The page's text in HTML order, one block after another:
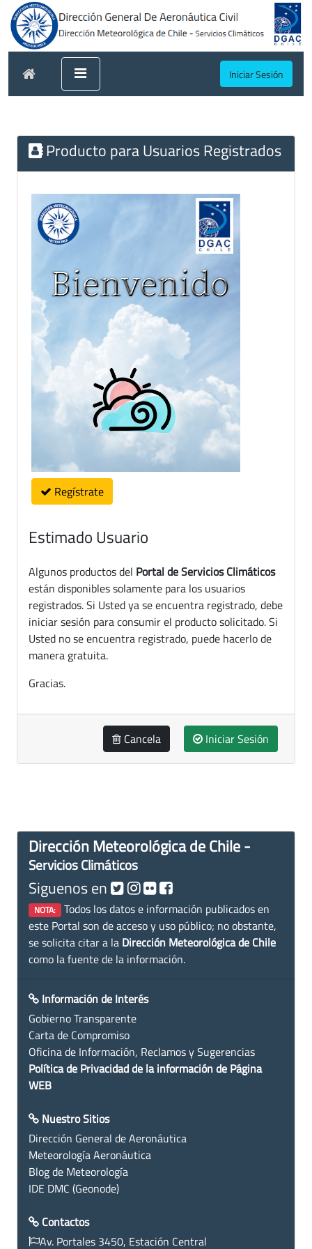
Iniciar Sesión
Producto para Usuarios Registrados
Regístrate
Estimado Usuario
Algunos productos del Portal de Servicios Climáticos
están disponibles solamente para los usuarios
registrados. Si Usted ya se encuentra registrado, debe
iniciar sesión para consumir el producto solicitado. Si
Usted no se encuentra registrado, puede hacerlo de
manera gratuita.
Gracias.
Cancela Iniciar Sesión
Dirección Meteorológica de Chile -
Servicios Climáticos
Siguenos en
NOTA: Todos los datos e información publicados en
este Portal son de acceso y uso público; no obstante,
se solicita citar a la Dirección Meteorológica de Chile
como la fuente de la información.
Información de Interés
Gobierno Transparente
Carta de Compromiso
Oficina de Información, Reclamos y Sugerencias
Política de Privacidad de la información de Página
WEB
Nuestro Sitios
Dirección General de Aeronáutica
Meteorología Aeronáutica
Blog de Meteorología
IDE DMC (Geonode)
Contactos
Av. Portales 3450, Estación Central